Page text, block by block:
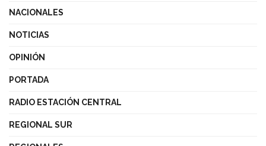
NACIONALES
NOTICIAS
OPINIÓN
PORTADA
RADIO ESTACIÓN CENTRAL
REGIONAL SUR